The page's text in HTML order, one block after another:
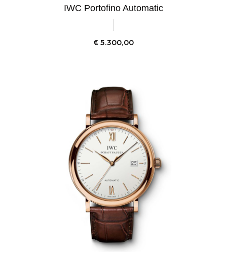
IWC Portofino Automatic
€ 5.300,00